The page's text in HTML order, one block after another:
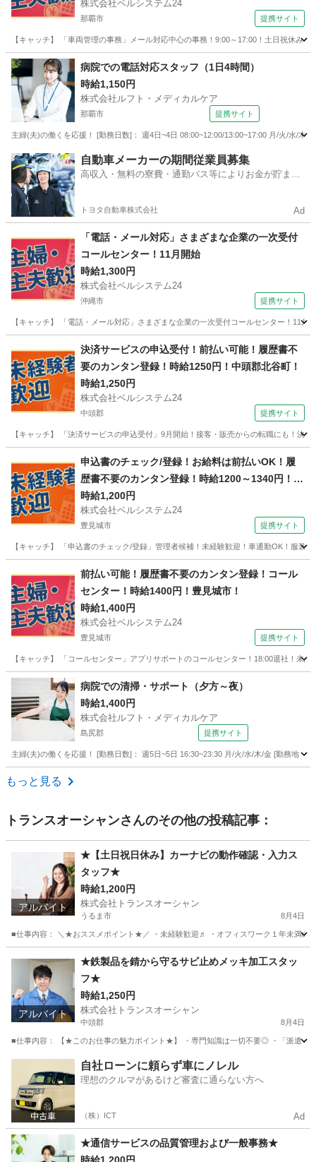
株式会社ベルシステム24
那覇市 提携サイト
【キャッチ】 「車両管理の事務」メール対応中心の事務！9:00～17:00！土日祝休み
沖縄 那覇市 一般事務
病院での電話対応スタッフ（1日4時間）
時給1,150円
株式会社ルフト・メディカルケア
那覇市 提携サイト
主婦(夫)の働くを応援！ [勤務日数]： 週4日~4日 08:00~12:00/13:00~17:00 月/火/水/
沖縄 那覇市 電話対応
自動車メーカーの期間従業員募集
高収入・無料の寮費・通勤バス等によりお金が貯まり
トヨタ自動車株式会社 Ad
「電話・メール対応」さまざまな企業の一次受付
コールセンター！11月開始
時給1,300円
株式会社ベルシステム24
沖縄市 提携サイト
【キャッチ】 「電話・メール対応」さまざまな企業の一次受付コールセンター！11
電話対応
決済サービスの申込受付！前払い可能！履歴書不
要のカンタン登録！時給1250円！中頭郡北谷町！
時給1,250円
株式会社ベルシステム24
中頭郡 提携サイト
【キャッチ】 「決済サービスの申込受付」9月開始！接客・販売からの転職にも！決
一般事務
申込書のチェック/登録！お給料は前払いOK！履
歴書不要のカンタン登録！時給1200～1340円！沖
縄県豊見城市！
時給1,200円
株式会社ベルシステム24
豊見城市 提携サイト
【キャッチ】 「申込書のチェック/登録」管理者候補！未経験歓迎！車通勤OK！服
電話対応
前払い可能！履歴書不要のカンタン登録！コール
センター！時給1400円！豊見城市！
時給1,400円
株式会社ベルシステム24
豊見城市 提携サイト
【キャッチ】 「コールセンター」アプリサポートのコールセンター！18:00退社！未
沖縄 豊見城市 電話対応
病院での清掃・サポート（夕方～夜）
時給1,400円
株式会社ルフト・メディカルケア
島尻郡 提携サイト
主婦(夫)の働くを応援！ [勤務日数]： 週5日~5日 16:30~23:30 月/火/水/木/金 [勤務地
沖縄 島尻郡
もっと見る
トランスオーシャンさんのその他の投稿記事：
アルバイト
★【土日祝日休み】カーナビの動作確認・入力ス
タッフ★
時給1,200円
株式会社トランスオーシャン
うるま市 8月4日
■仕事内容： ＼★おススメポイント★／ ・未経験歓迎♬ ・オフィスワーク１年未
その他 スタッフ
アルバイト
★鉄製品を錆から守るサビ止めメッキ加工スタッ
フ★
時給1,250円
株式会社トランスオーシャン
中頭郡 8月4日
■仕事内容： 【★このお仕事の魅力ポイント★】 ・専門知識は一切不要◎ ・「派遣→
工場 スタッフ
自社ローンに頼らず車にノレル
理想のクルマがあるけど審査に通らない方へ
（株）ICT Ad
★通信サービスの品質管理および一般事務★